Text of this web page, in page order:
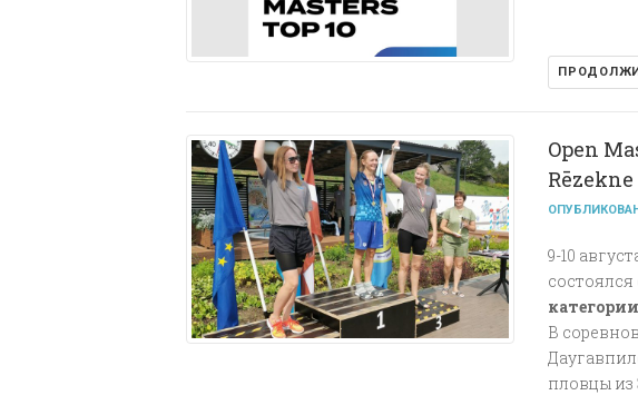
Open
Rēzekne
9-10
состоялся
В
пловцы